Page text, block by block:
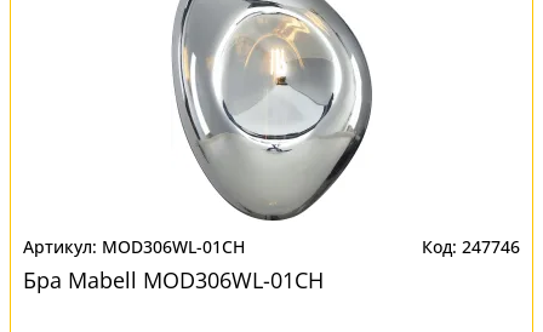
MOD306WL-01CH 247746
Бра Mabell MOD306WL-01CH